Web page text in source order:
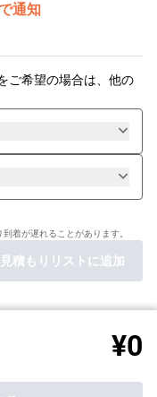
通知
ご希望の場合は、他の
着が遅れることがあります。
見積もりリストに追加
¥0